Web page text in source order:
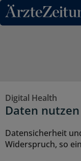
Direkt zum
Digital Health
Daten
Datensicherheit
Widerspruch, so